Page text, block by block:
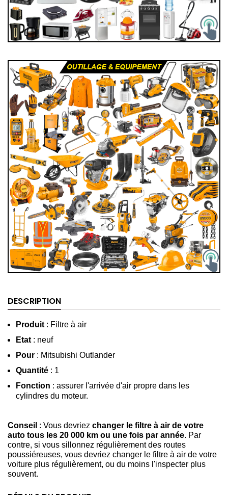
DESCRIPTION
Produit : Filtre à air
Etat : neuf
Pour : Mitsubishi Outlander
Quantité : 1
Fonction : assurer l'arrivée d'air propre dans les
cylindres du moteur.
Conseil : Vous devriez changer le filtre à air de votre
auto tous les 20 000 km ou une fois par année. Par
contre, si vous sillonnez régulièrement des routes
poussiéreuses, vous devriez changer le filtre à air de votre
voiture plus régulièrement, ou du moins l'inspecter plus
souvent.